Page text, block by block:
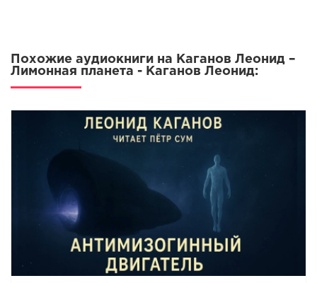
Похожие аудиокниги на Каганов Леонид –
Лимонная планета - Каганов Леонид: